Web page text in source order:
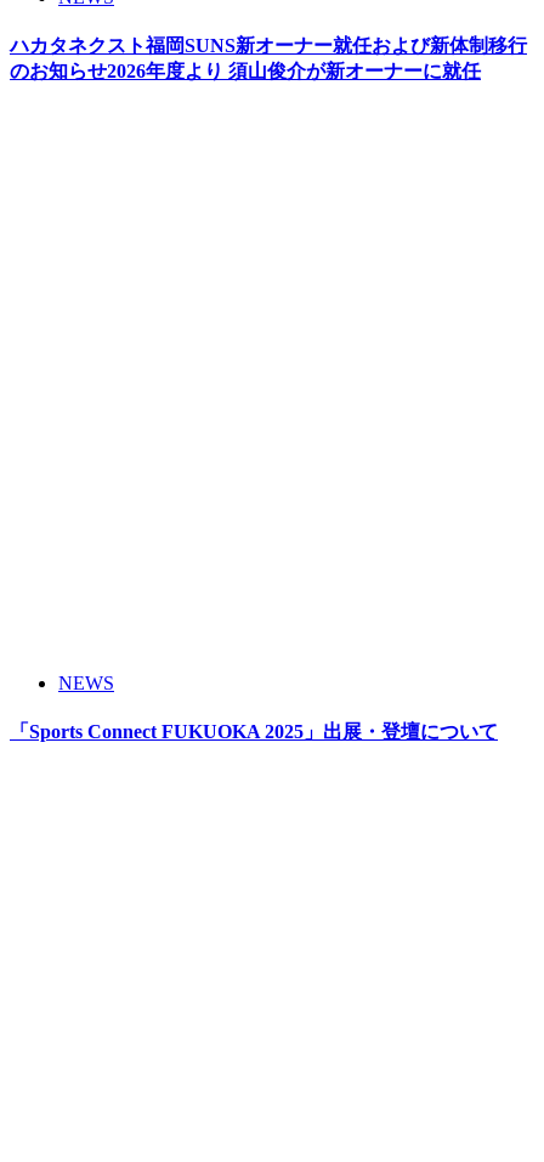
ハカタネクスト福岡SUNS新オーナー就任および新体制移行
のお知らせ2026年度より 須山俊介が新オーナーに就任
NEWS
「Sports Connect FUKUOKA 2025」出展・登壇について